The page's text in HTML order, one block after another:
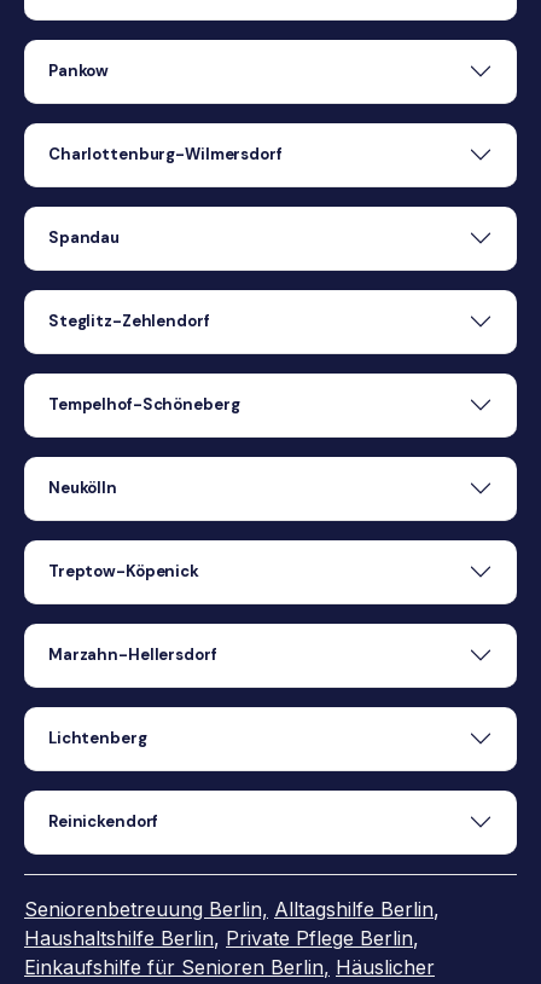
Pankow
Charlottenburg-Wilmersdorf
Spandau
Steglitz-Zehlendorf
Tempelhof-Schöneberg
Neukölln
Treptow-Köpenick
Marzahn-Hellersdorf
Lichtenberg
Reinickendorf
Seniorenbetreuung Berlin, Alltagshilfe Berlin,
Haushaltshilfe Berlin, Private Pflege Berlin,
Einkaufshilfe für Senioren Berlin, Häuslicher